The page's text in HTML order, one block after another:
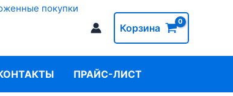
Корзина
ПРАЙС-ЛИСТ